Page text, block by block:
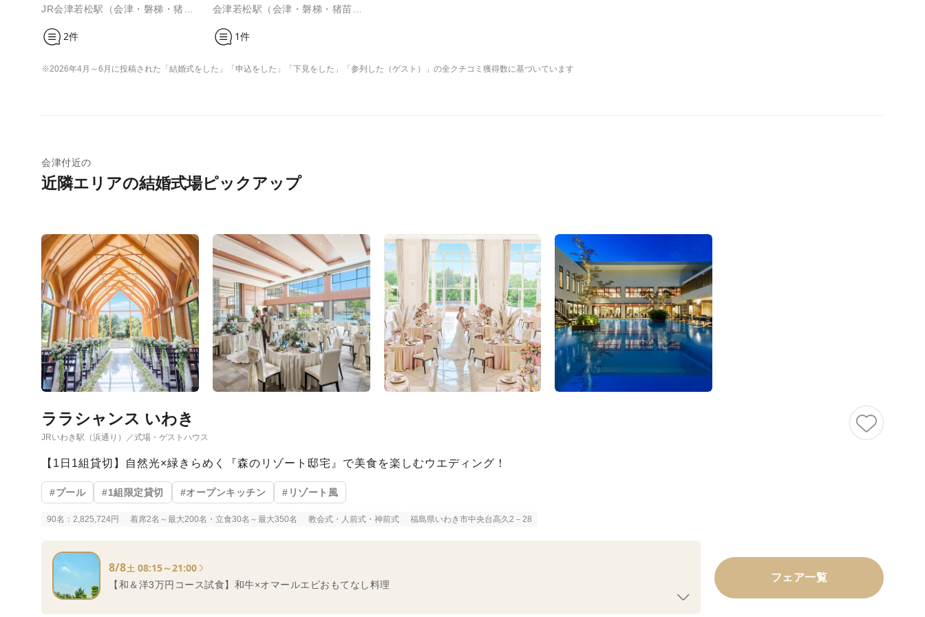
JR会津若松駅（会津・磐梯・猪苗代）
2件
会津若松駅（会津・磐梯・猪苗代）
1件
※2026年4月～6月に投稿された「結婚式をした」「申込をした」「下見をした」「参列した（ゲスト）」の全クチコミ獲得数に基づいています
会津付近の
近隣エリアの結婚式場ピックアップ
ララシャンス いわき
JRいわき駅（浜通り）／式場・ゲストハウス
【1日1組貸切】自然光×緑きらめく『森のリゾート邸宅』で美食を楽しむウエディング！
#プール #1組限定貸切 #オープンキッチン #リゾート風
90名：2,825,724円 着席2名～最大200名・立食30名～最大350名 教会式・人前式・神前式 福島県いわき市中央台高久2－28
8/8土 08:15～21:00
【和＆洋3万円コース試食】和牛×オマールエビおもてなし料理
フェア一覧